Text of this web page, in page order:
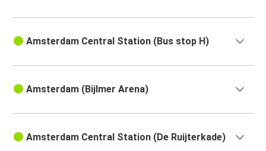
Amsterdam Central Station (Bus stop H)
Amsterdam (Bijlmer Arena)
Amsterdam Central Station (De Ruijterkade)